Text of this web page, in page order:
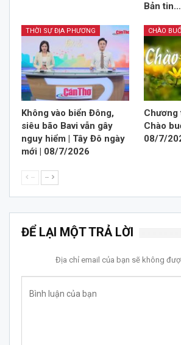
Bản tin…
THỜI SỰ ĐỊA PHƯƠNG
Không vào biển Đông,
siêu bão Bavi vẫn gây
nguy hiểm | Tây Đô ngày
mới | 08/7/2026
CHÀO
Chương
Chào
08/7/
-- --
ĐỂ LẠI MỘT TRẢ LỜI
Địa chỉ email của bạn sẽ không